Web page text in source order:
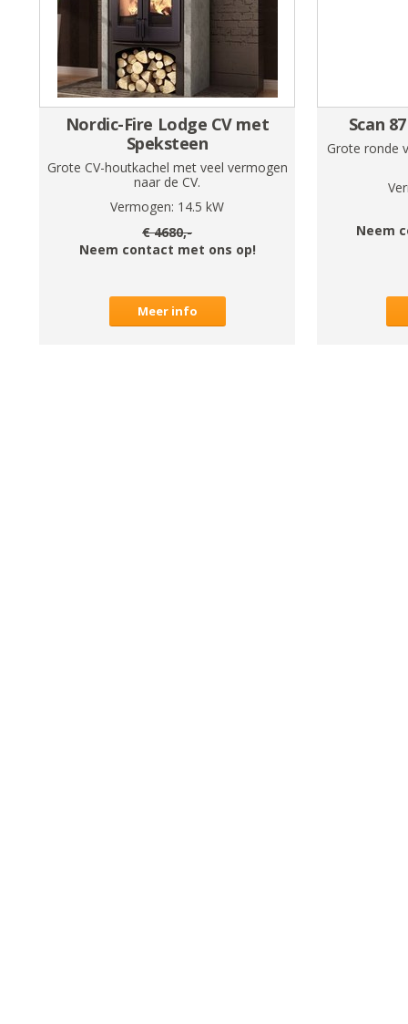
Nordic-Fire Lodge CV met
Speksteen
Grote CV-houtkachel met veel vermogen
naar de CV.
Vermogen: 14.5 kW
€4680,-
Neem contact met ons op!
Meer info
Scan
Grote ronde
Neem